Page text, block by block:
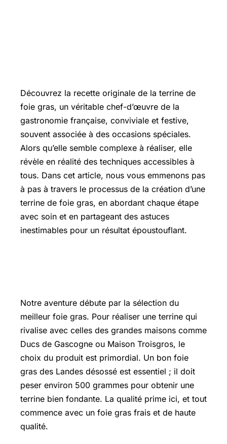
Découvrez la recette originale de la terrine de
foie gras, un véritable chef-d’œuvre de la
gastronomie française, conviviale et festive,
souvent associée à des occasions spéciales.
Alors qu’elle semble complexe à réaliser, elle
révèle en réalité des techniques accessibles à
tous. Dans cet article, nous vous emmenons pas
à pas à travers le processus de la création d’une
terrine de foie gras, en abordant chaque étape
avec soin et en partageant des astuces
inestimables pour un résultat époustouflant.
Notre aventure débute par la sélection du
meilleur foie gras. Pour réaliser une terrine qui
rivalise avec celles des grandes maisons comme
Ducs de Gascogne ou Maison Troisgros, le
choix du produit est primordial. Un bon foie
gras des Landes désossé est essentiel ; il doit
peser environ 500 grammes pour obtenir une
terrine bien fondante. La qualité prime ici, et tout
commence avec un foie gras frais et de haute
qualité.